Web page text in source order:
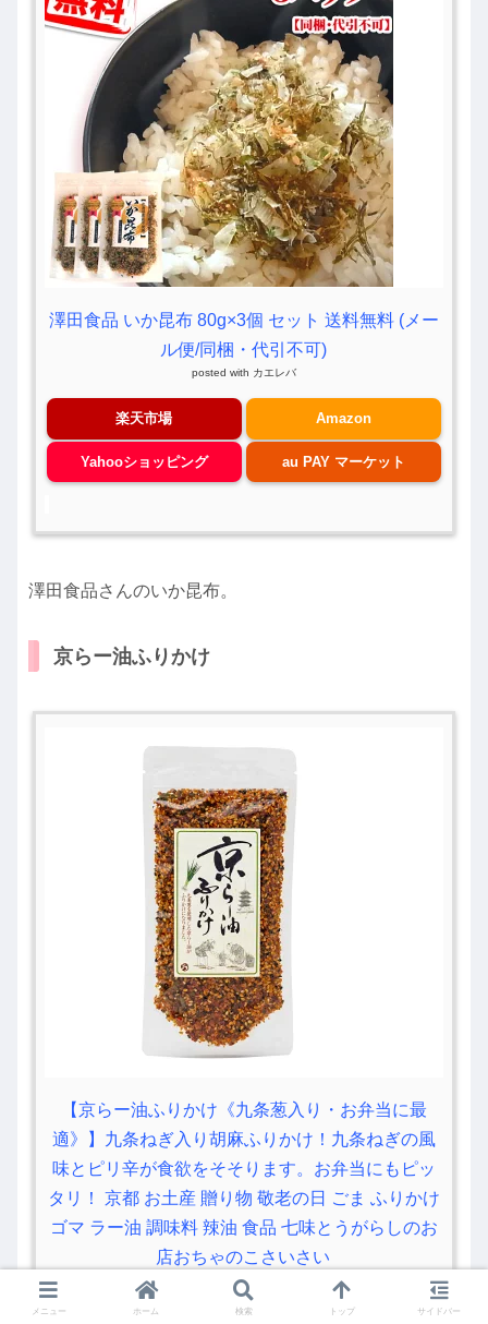
澤田食品 いか昆布 80g×3個 セット 送料無料 (メー
ル便/同梱・代引不可)
posted with カエレバ
楽天市場 Amazon
Yahooショッピング au PAY マーケット
澤田食品さんのいか昆布。
京らー油ふりかけ
【京らー油ふりかけ《九条葱入り・お弁当に最
適》】九条ねぎ入り胡麻ふりかけ！九条ねぎの風
味とピリ辛が食欲をそそります。お弁当にもピッ
タリ！ 京都 お土産 贈り物 敬老の日 ごま ふりかけ
ゴマ ラー油 調味料 辣油 食品 七味とうがらしのお
店おちゃのこさいさい
posted with
メニュー ホーム 検索 トップ サイドバー